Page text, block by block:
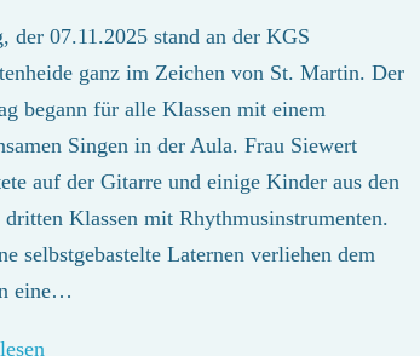
der 07.11.2025 stand an der KGS
ganz im Zeichen von St. Martin. Der
begann für alle Klassen mit einem
Singen in der Aula. Frau Siewert
auf der Gitarre und einige Kinder aus den
dritten Klassen mit Rhythmusinstrumenten.
selbstgebastelte Laternen verliehen dem
eine…